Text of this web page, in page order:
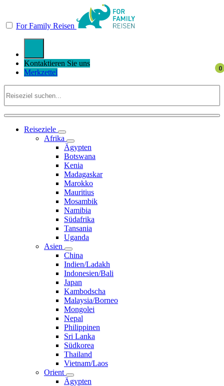
For Family Reisen
Kontaktieren Sie uns
Merkzettel
Reiseziele
Afrika
Ägypten
Botswana
Kenia
Madagaskar
Marokko
Mauritius
Mosambik
Namibia
Südafrika
Tansania
Uganda
Asien
China
Indien/Ladakh
Indonesien/Bali
Japan
Kambodscha
Malaysia/Borneo
Mongolei
Nepal
Philippinen
Sri Lanka
Südkorea
Thailand
Vietnam/Laos
Orient
Ägypten